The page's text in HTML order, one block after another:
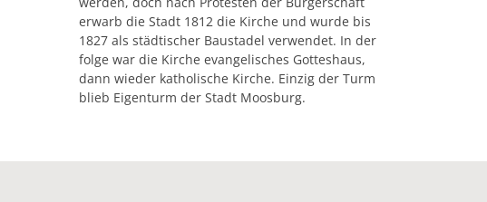
erwarb die Stadt 1812 die Kirche und wurde bis
1827 als städtischer Baustadel verwendet. In der
folge war die Kirche evangelisches Gotteshaus,
dann wieder katholische Kirche. Einzig der Turm
blieb Eigenturm der Stadt Moosburg.